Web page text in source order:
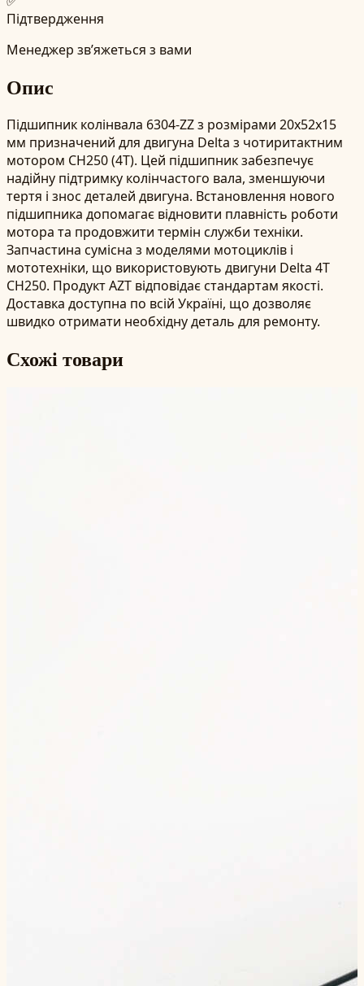
Підтвердження
Менеджер зв’яжеться з вами
Опис
Підшипник колінвала 6304-ZZ з розмірами 20x52x15
мм призначений для двигуна Delta з чотиритактним
мотором CH250 (4T). Цей підшипник забезпечує
надійну підтримку колінчастого вала, зменшуючи
тертя і знос деталей двигуна. Встановлення нового
підшипника допомагає відновити плавність роботи
мотора та продовжити термін служби техніки.
Запчастина сумісна з моделями мотоциклів і
мототехніки, що використовують двигуни Delta 4T
CH250. Продукт AZT відповідає стандартам якості.
Доставка доступна по всій Україні, що дозволяє
швидко отримати необхідну деталь для ремонту.
Схожі товари